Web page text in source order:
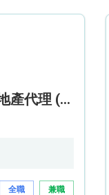
全職/兼職持牌營業員/持牌地產代理 (長沙灣/將軍澳/油塘)
全職 兼職